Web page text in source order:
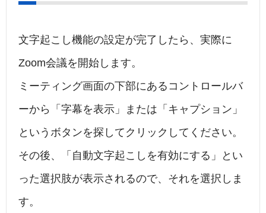
文字起こし機能の設定が完了したら、実際に
Zoom会議を開始します。
ミーティング画面の下部にあるコントロールバ
ーから「字幕を表示」または「キャプション」
というボタンを探してクリックしてください。
その後、「自動文字起こしを有効にする」とい
った選択肢が表示されるので、それを選択しま
す。